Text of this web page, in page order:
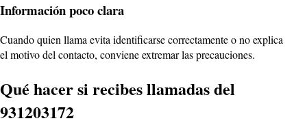
Información poco clara
Cuando quien llama evita identificarse correctamente o no explica
el motivo del contacto, conviene extremar las precauciones.
Qué hacer si recibes llamadas del
931203172